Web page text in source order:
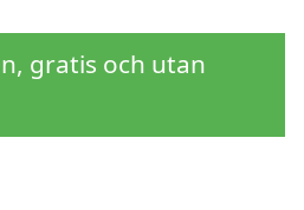
gratis och utan